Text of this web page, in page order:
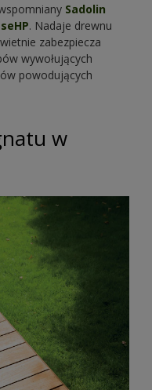
Sadolin
. Nadaje drewnu
zabezpiecza
wywołujących
powodujących
w